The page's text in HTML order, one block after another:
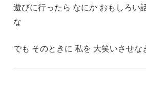
遊びに行ったら なにか おもしろい
な
でも そのときに 私を 大笑いさせな